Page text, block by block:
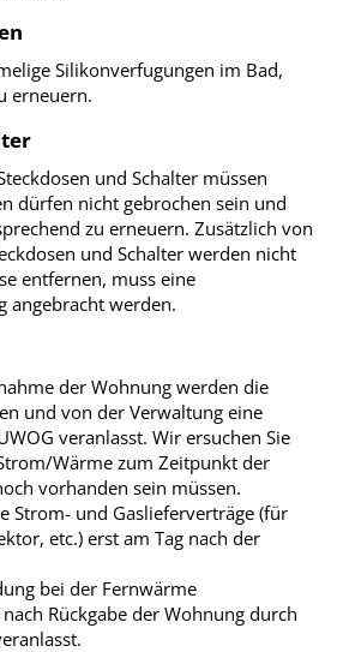
Silikonverfugungen im Bad,
erneuern.
und Schalter müssen
dürfen nicht gebrochen sein und
zu erneuern. Zusätzlich von
und Schalter werden nicht
entfernen, muss eine
angebracht werden.
der Wohnung werden die
und von der Verwaltung eine
veranlasst. Wir ersuchen Sie
Wärme zum Zeitpunkt der
vorhanden sein müssen.
Strom- und Gaslieferverträge (für
etc.) erst am Tag nach der
bei der Fernwärme
Rückgabe der Wohnung durch